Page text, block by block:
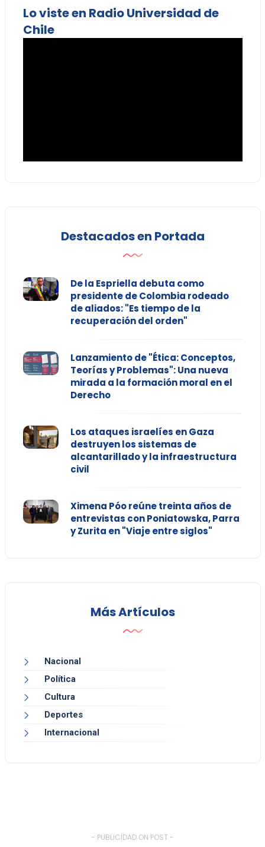
Lo viste en Radio Universidad de
Chile
Destacados en Portada
De la Espriella debuta como
presidente de Colombia rodeado
de aliados: "Es tiempo de la
recuperación del orden"
Lanzamiento de "Ética: Conceptos,
Teorías y Problemas": Una nueva
mirada a la formación moral en el
Derecho
Los ataques israelíes en Gaza
destruyen los sistemas de
alcantarillado y la infraestructura
civil
Ximena Póo reúne treinta años de
entrevistas con Poniatowska, Parra
y Zurita en "Viaje entre siglos"
Más Artículos
Nacional
Política
Cultura
Deportes
Internacional
- PUBLICIDAD ON POST -